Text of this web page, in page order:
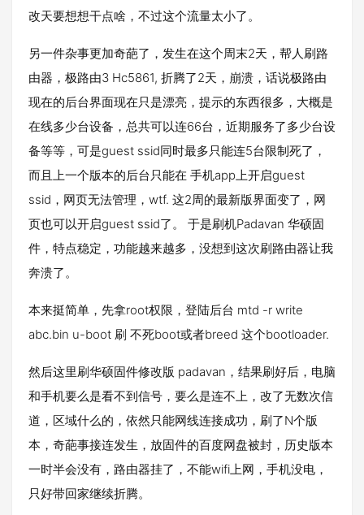
改天要想想干点啥，不过这个流量太小了。
另一件杂事更加奇葩了，发生在这个周末2天，帮人刷路
由器，极路由3 Hc5861, 折腾了2天，崩溃，话说极路由
现在的后台界面现在只是漂亮，提示的东西很多，大概是
在线多少台设备，总共可以连66台，近期服务了多少台设
备等等，可是guest ssid同时最多只能连5台限制死了，
而且上一个版本的后台只能在 手机app上开启guest
ssid，网页无法管理，wtf. 这2周的最新版界面变了，网
页也可以开启guest ssid了。 于是刷机Padavan 华硕固
件，特点稳定，功能越来越多，没想到这次刷路由器让我
奔溃了。
本来挺简单，先拿root权限，登陆后台 mtd -r write
abc.bin u-boot 刷 不死boot或者breed 这个bootloader.
然后这里刷华硕固件修改版 padavan，结果刷好后，电脑
和手机要么是看不到信号，要么是连不上，改了无数次信
道，区域什么的，依然只能网线连接成功，刷了N个版
本，奇葩事接连发生，放固件的百度网盘被封，历史版本
一时半会没有，路由器挂了，不能wifi上网，手机没电，
只好带回家继续折腾。